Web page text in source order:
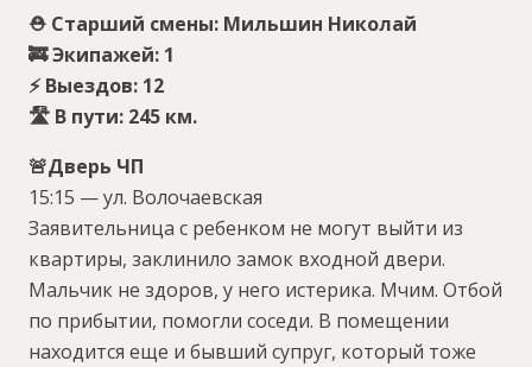
⛑ Старший смены: Мильшин Николай
🚒 Экипажей: 1
⚡️ Выездов: 12
🛣 В пути: 245 км.
🚨Дверь ЧП
15:15 — ул. Волочаевская
Заявительница с ребенком не могут выйти из
квартиры, заклинило замок входной двери.
Мальчик не здоров, у него истерика. Мчим. Отбой
по прибытии, помогли соседи. В помещении
находится еще и бывший супруг, который тоже